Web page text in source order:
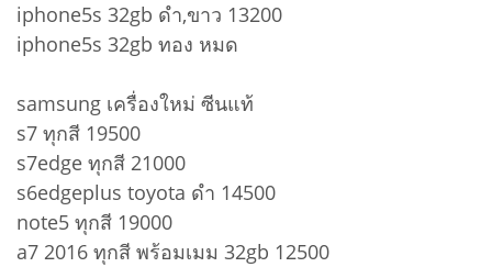
iphone5s 32gb ดำ,ขาว 13200
iphone5s 32gb ทอง หมด
samsung เครื่องใหม่ ซีนแท้
s7 ทุกสี 19500
s7edge ทุกสี 21000
s6edgeplus toyota ดำ 14500
note5 ทุกสี 19000
a7 2016 ทุกสี พร้อมเมม 32gb 12500